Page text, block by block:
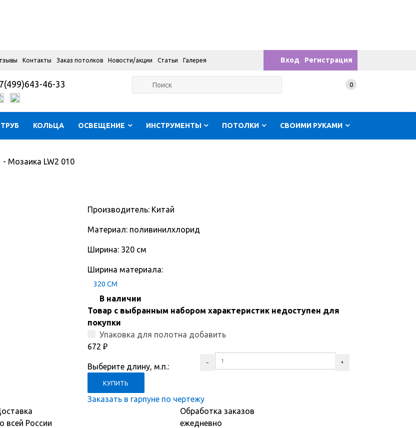
Контакты Заказ потолков Новости/акции Статьи Галерея Вход Регистрация
46-33 0
КОЛЬЦА ОСВЕЩЕНИЕ ИНСТРУМЕНТЫ ПОТОЛКИ СВОИМИ РУКАМИ
- Мозаика LW2 010
Производитель: Китай
Материал: поливинилхлорид
Ширина: 320 см
Ширина материала:
320 СМ
В наличии
Товар с выбранным набором характеристик недоступен для
покупки
Упаковка для полотна добавить
672 ₽
Выберите длину, м.п.:
Заказать в гарпуне по чертежу
всей России
Обработка заказов
ежедневно